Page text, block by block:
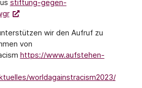
stiftung-gegen-
wir den Aufruf zu
von
https://www.aufstehen-
worldagainstracism2023/